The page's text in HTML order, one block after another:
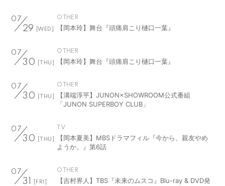
07
29 [WED]
OTHER
【岡本玲】舞台『頭痛肩こり樋口一葉』
07
30 [THU]
OTHER
【岡本玲】舞台『頭痛肩こり樋口一葉』
07
30 [THU]
OTHER
【溝端淳平】JUNON×SHOWROOM公式番組
「JUNON SUPERBOY CLUB」
07
30 [THU]
TV
【岡本夏美】MBSドラマフィル『今から、親友やめ
ようか。』第6話
07
31 [FRI]
OTHER
【吉村界人】TBS『未来のムスコ』Blu-ray & DVD発